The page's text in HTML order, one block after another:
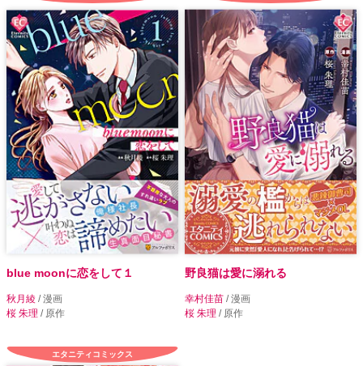
blue moonに恋をして１
秋月綾 / 漫画
桜 朱理 / 原作
野良猫は愛に溺れる
幸村佳苗 / 漫画
桜 朱理 / 原作
エタニティコミックス